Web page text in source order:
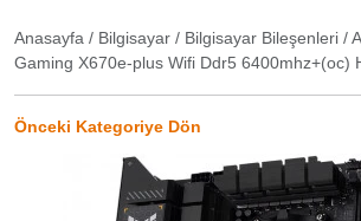
Anasayfa / Bilgisayar / Bilgisayar Bileşenleri /
Gaming X670e-plus Wifi Ddr5 6400mhz+(oc)
Önceki Kategoriye Dön